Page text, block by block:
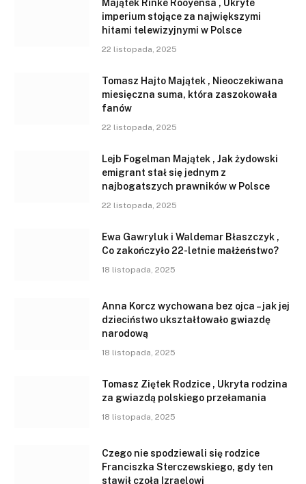
Majątek Rinke Rooyensa , Ukryte
imperium stojące za największymi
hitami telewizyjnymi w Polsce
22 listopada, 2025
Tomasz Hajto Majątek , Nieoczekiwana
miesięczna suma, która zaszokowała
fanów
22 listopada, 2025
Lejb Fogelman Majątek , Jak żydowski
emigrant stał się jednym z
najbogatszych prawników w Polsce
22 listopada, 2025
Ewa Gawryluk i Waldemar Błaszczyk ,
Co zakończyło 22-letnie małżeństwo?
18 listopada, 2025
Anna Korcz wychowana bez ojca – jak jej
dzieciństwo ukształtowało gwiazdę
narodową
18 listopada, 2025
Tomasz Ziętek Rodzice , Ukryta rodzina
za gwiazdą polskiego przełamania
18 listopada, 2025
Czego nie spodziewali się rodzice
Franciszka Sterczewskiego, gdy ten
stawił czoła Izraelowi